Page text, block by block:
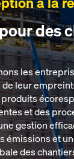
des
les
de leur
et des
gestion
émissions et
des